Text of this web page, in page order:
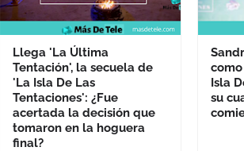
Llega 'La Última
Tentación', la secuela de
'La Isla De Las
Tentaciones': ¿Fue
acertada la decisión que
tomaron en la hoguera
final?
Isla
su